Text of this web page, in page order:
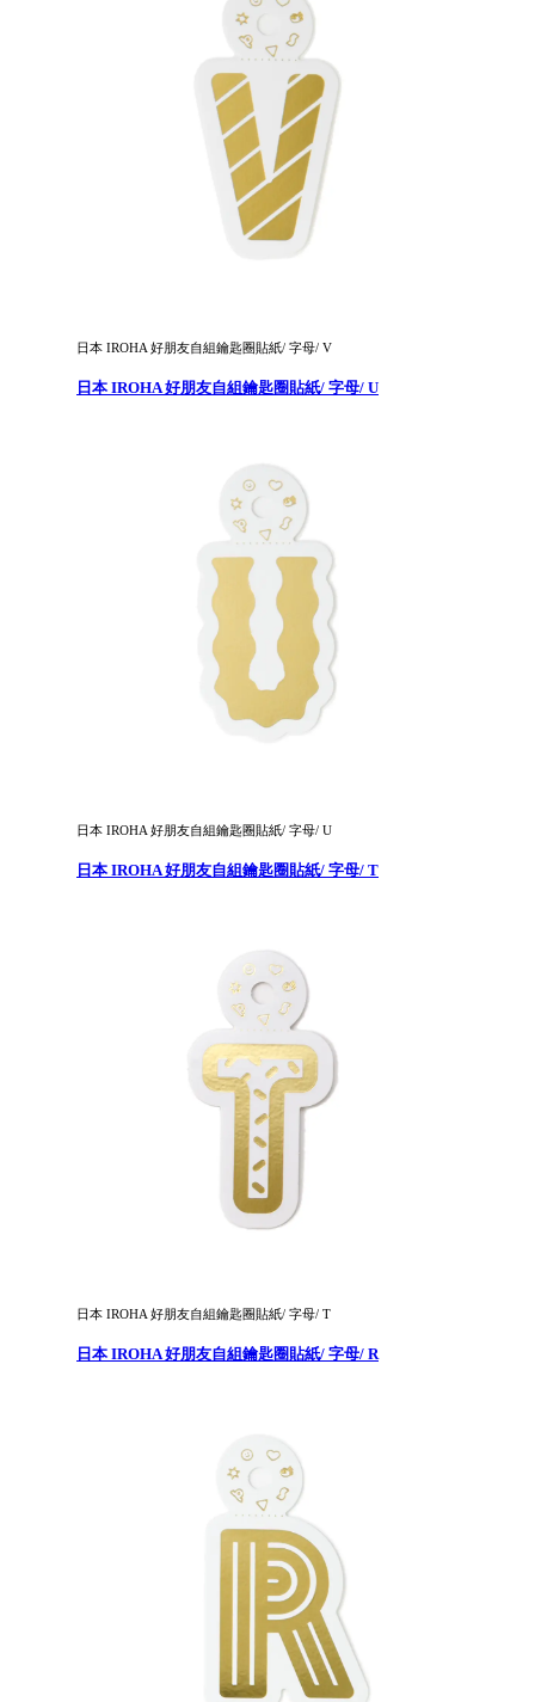
日本 IROHA 好朋友自組鑰匙圈貼紙/ 字母/ V
日本 IROHA 好朋友自組鑰匙圈貼紙/ 字母/ U
日本 IROHA 好朋友自組鑰匙圈貼紙/ 字母/ U
日本 IROHA 好朋友自組鑰匙圈貼紙/ 字母/ T
日本 IROHA 好朋友自組鑰匙圈貼紙/ 字母/ T
日本 IROHA 好朋友自組鑰匙圈貼紙/ 字母/ R